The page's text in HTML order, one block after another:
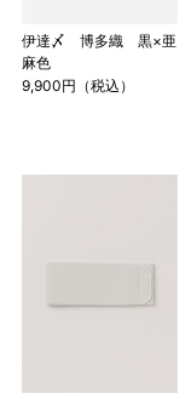
伊達〆 博多織 黒×亜
麻色
9,900円（税込）